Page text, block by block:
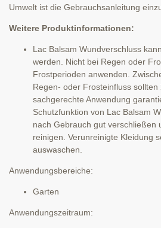
Umwelt ist die Gebrauchsanleitung
Weitere Produktinformationen:
Lac Balsam Wundverschluss
werden. Nicht bei Regen oder
Frostperioden anwenden.
Regen- oder Frosteinfluss
sachgerechte Anwendung
Schutzfunktion von Lac Balsam
nach Gebrauch gut verschließen
reinigen. Verunreinigte Kleidung
auswaschen.
Anwendungsbereiche:
Garten
Anwendungszeitraum: